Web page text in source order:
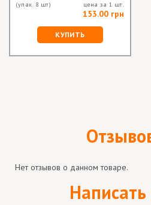
(упак. 8 шт) цена за 1 шт.
153.00 грн
КУПИТЬ
Нет отзывов о данном товаре.